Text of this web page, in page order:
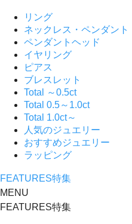
リング
ネックレス・ペンダント
ペンダントヘッド
イヤリング
ピアス
ブレスレット
Total ～0.5ct
Total 0.5～1.0ct
Total 1.0ct～
人気のジュエリー
おすすめジュエリー
ラッピング
FEATURES特集
MENU
FEATURES特集